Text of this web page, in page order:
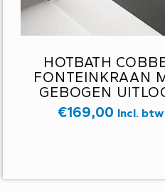
HOTBATH
FONTEINKRAAN
GEBOGEN
UW001NB NATURAL
€169,00 Incl. btw